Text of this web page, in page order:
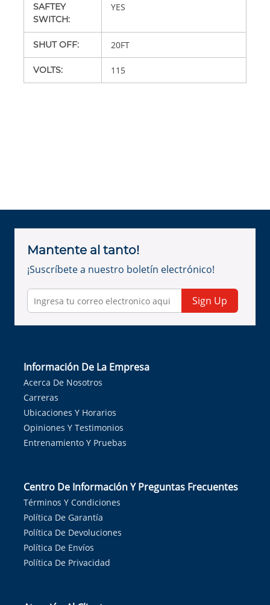
SAFTEY
SWITCH:
YES
SHUT OFF: 20FT
VOLTS: 115
Mantente al tanto!
¡Suscríbete a nuestro boletín electrónico!
Sign Up
Información De La Empresa
Acerca De Nosotros
Carreras
Ubicaciones Y Horarios
Opiniones Y Testimonios
Entrenamiento Y Pruebas
Centro De Información Y Preguntas Frecuentes
Términos Y Condiciones
Política De Garantía
Política De Devoluciones
Política De Envíos
Política De Privacidad